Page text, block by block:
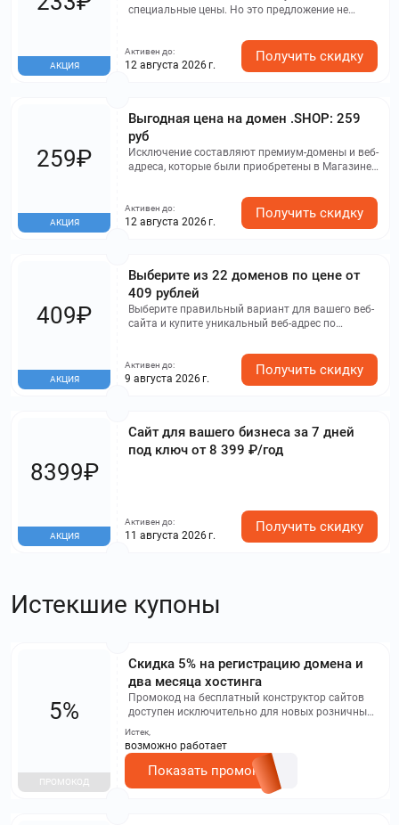
специальные цены. Но это предложение не
продлении домена будет применяться тариф,
действующий на момент его продления.
АКЦИЯ
Активен до:
12 августа 2026 г.
Получить скидку
Выгодная цена на домен .SHOP: 259
руб
Исключение составляют премиум-домены и веб-
адреса, которые были приобретены в Магазине
более происходит по стандартной стоимости.
259₽
АКЦИЯ
Активен до:
12 августа 2026 г.
Получить скидку
Выберите из 22 доменов по цене от
409 рублей
Выберите правильный вариант для вашего веб-
сайта и купите уникальный веб-адрес по
распространяется на премиум-домены.
Продление домена происходит по текущим
тарифам.
409₽
АКЦИЯ
Активен до:
9 августа 2026 г.
Получить скидку
Сайт для вашего бизнеса за 7 дней
под ключ от 8 399 ₽/год
8399₽
АКЦИЯ
Активен до:
11 августа 2026 г.
Получить скидку
Истекшие купоны
Скидка 5% на регистрацию домена и
два месяца хостинга
Промокод на бесплатный конструктор сайтов
доступен исключительно для новых розничных
клиентов, которые регистрируют домен в зонах
RU или РФ. Чтобы успешно активировать
промокод во время регистрации домена,
необходимо отключить пакет дополнительных
услуг, что позволит ввести промокод на этапе
5%
ПРОМОКОД
Истек,
возможно работает
Показать промокод